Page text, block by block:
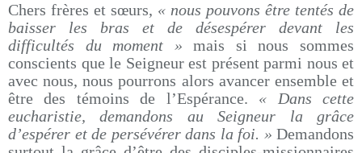
Chers frères et sœurs, « nous pouvons être tentés de
baisser les bras et de désespérer devant les
difficultés du moment » mais si nous sommes
conscients que le Seigneur est présent parmi nous et
avec nous, nous pourrons alors avancer ensemble et
être des témoins de l’Espérance. « Dans cette
eucharistie, demandons au Seigneur la grâce
d’espérer et de persévérer dans la foi. » Demandons